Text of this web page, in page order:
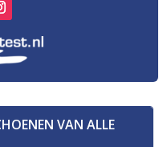
VAN ALLE